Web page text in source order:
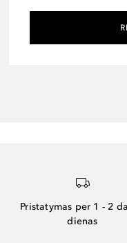
Pristatymas per 1 - 2
dienas